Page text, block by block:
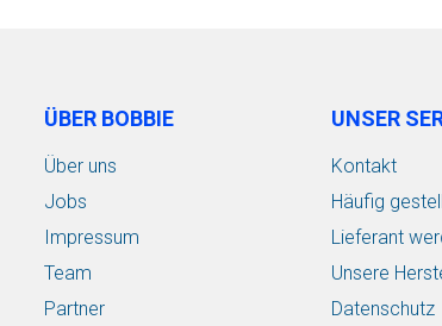
ÜBER BOBBIE
Über uns
Jobs
Impressum
Team
Partner
UNSER
Kontakt
Häufig
Lieferant
Unsere
Datenschutz